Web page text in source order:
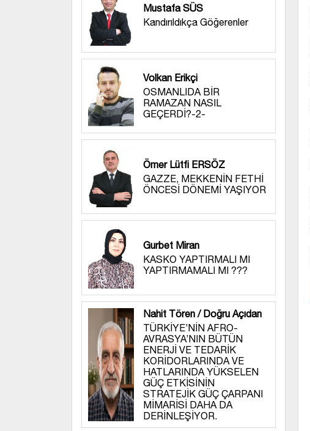
Mustafa SÜS
Kandırıldıkça Göğerenler
Volkan Erikçi
OSMANLIDA BİR
RAMAZAN NASIL
GEÇERDİ?-2-
Ömer Lütfi ERSÖZ
GAZZE, MEKKENİN FETHİ
ÖNCESİ DÖNEMİ YAŞIYOR
Gurbet Miran
KASKO YAPTIRMALI MI
YAPTIRMAMALI MI ???
Nahit Tören / Doğru Açıdan
TÜRKİYE’NİN AFRO-
AVRASYA’NIN BÜTÜN
ENERJİ VE TEDARİK
KORİDORLARINDA VE
HATLARINDA YÜKSELEN
GÜÇ ETKİSİNİN
STRATEJİK GÜÇ ÇARPANI
MİMARİSİ DAHA DA
DERİNLEŞİYOR.